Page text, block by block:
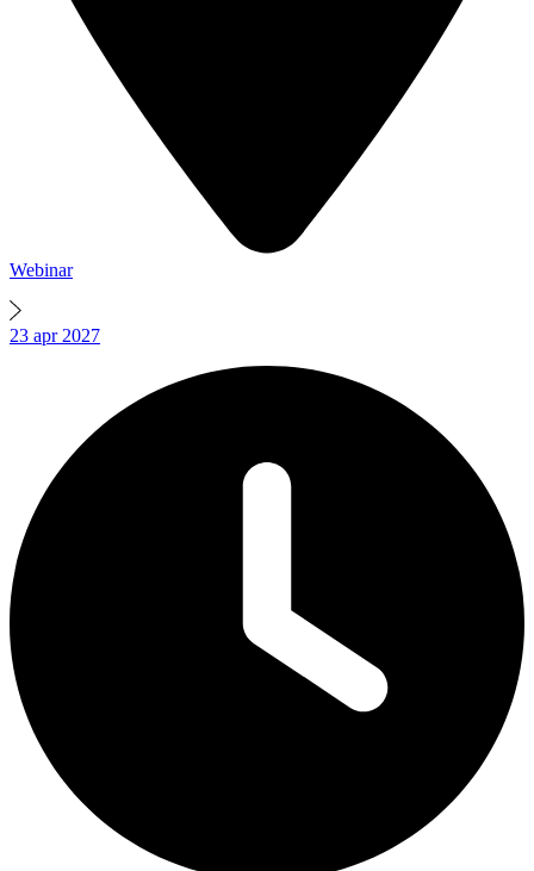
Webinar
23 apr 2027